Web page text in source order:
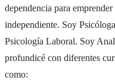
dependencia para
independiente. Soy
Psicología Laboral. Soy
profundicé con diferentes
como: